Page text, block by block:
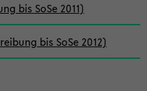
bis SoSe 2011)
bis SoSe 2012)